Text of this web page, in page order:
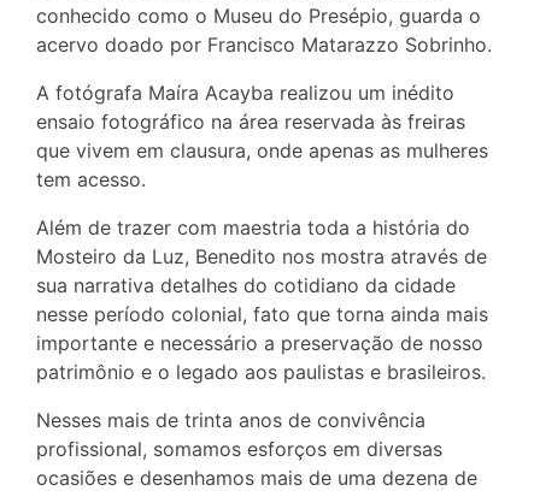
conhecido como o Museu do Presépio, guarda o
acervo doado por Francisco Matarazzo Sobrinho.
A fotógrafa Maíra Acayba realizou um inédito
ensaio fotográfico na área reservada às freiras
que vivem em clausura, onde apenas as mulheres
tem acesso.
Além de trazer com maestria toda a história do
Mosteiro da Luz, Benedito nos mostra através de
sua narrativa detalhes do cotidiano da cidade
nesse período colonial, fato que torna ainda mais
importante e necessário a preservação de nosso
patrimônio e o legado aos paulistas e brasileiros.
Nesses mais de trinta anos de convivência
profissional, somamos esforços em diversas
ocasiões e desenhamos mais de uma dezena de